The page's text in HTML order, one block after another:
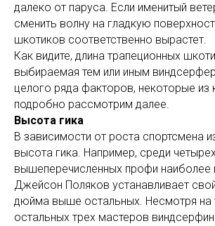
далеко от паруса. Если именитый
сменить волну на гладкую
шкотиков соответственно вырастет.
Как видите, длина трапеционных
выбираемая тем или иным
целого ряда факторов, некоторые
подробно рассмотрим далее.
Высота гика
В зависимости от роста спортсмена
высота гика. Например, среди
вышеперечисленных профи наиболее
Джейсон Поляков устанавливает
дюйма выше остальных. Несмотря на
остальных трех мастеров